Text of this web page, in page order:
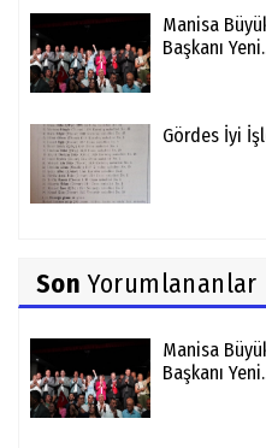
Manisa
Başkanı
Gördes İyi
Son Yorumlananlar
Manisa
Başkanı